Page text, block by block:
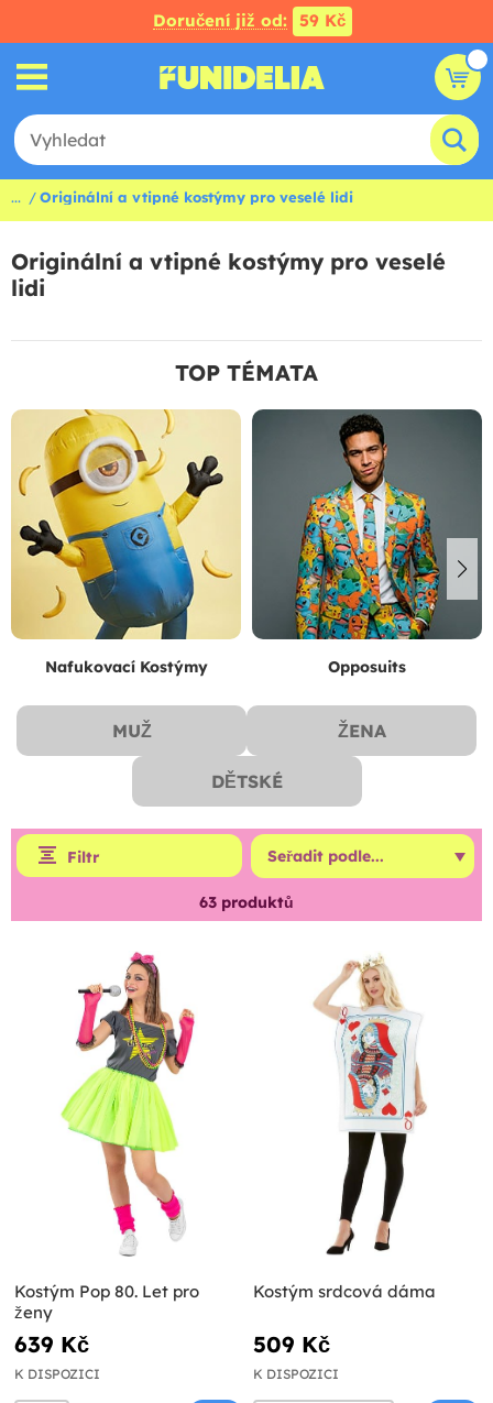
Doručení již od: 59 Kč
... Originální a vtipné kostýmy pro veselé lidi
Originální a vtipné kostýmy pro veselé
lidi
TOP TÉMATA
Nafukovací Kostýmy Opposuits
MUŽ ŽENA
DĚTSKÉ
Filtr
63 produktů
Kostým Pop 80. Let pro
ženy
639 Kč
K DISPOZICI
Kostým srdcová dáma
509 Kč
K DISPOZICI